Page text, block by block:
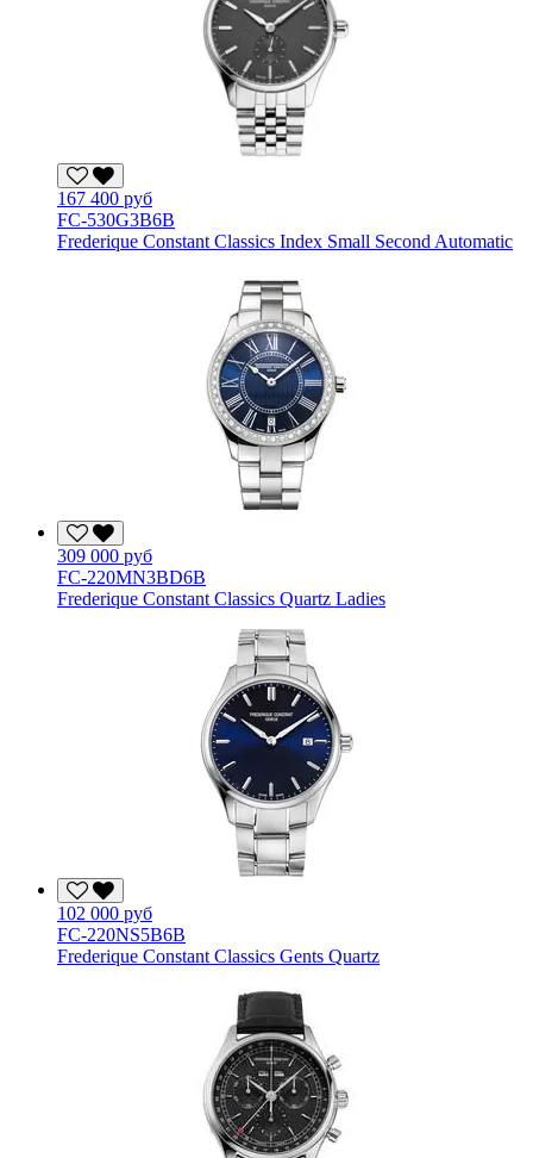
167 400 руб
FC-530G3B6B
Frederique Constant Classics Index Small Second Automatic
309 000 руб
FC-220MN3BD6B
Frederique Constant Classics Quartz Ladies
102 000 руб
FC-220NS5B6B
Frederique Constant Classics Gents Quartz